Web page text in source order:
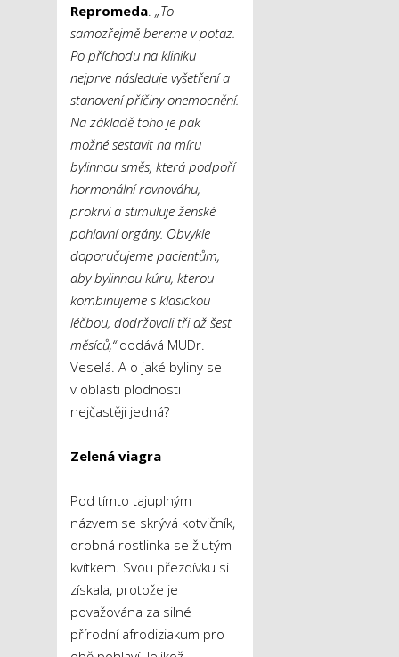
Repromeda „To
samozřejmě bereme v potaz.
Po příchodu na kliniku
nejprve následuje vyšetření a
stanovení příčiny onemocnění.
Na základě toho je pak
možné sestavit na míru
bylinnou směs, která podpoří
hormonální rovnováhu,
prokrví a stimuluje ženské
pohlavní orgány. Obvykle
doporučujeme pacientům,
aby bylinnou kúru, kterou
kombinujeme s klasickou
léčbou, dodržovali tři až šest
měsíců,“dodává MUDr.
Veselá. A o jaké byliny se
v oblasti plodnosti
nejčastěji jedná?
Zelená viagra
Pod tímto tajuplným
názvem se skrývá kotvičník,
drobná rostlinka se žlutým
kvítkem. Svou přezdívku si
získala, protože je
považována za silné
přírodní afrodiziakum pro